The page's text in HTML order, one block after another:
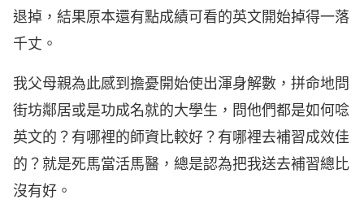
退掉，結果原本還有點成績可看的英文開始掉得一落
千丈。
我父母親為此感到擔憂開始使出渾身解數，拼命地問
街坊鄰居或是功成名就的大學生，問他們都是如何唸
英文的？有哪裡的師資比較好？有哪裡去補習成效佳
的？就是死馬當活馬醫，總是認為把我送去補習總比
沒有好。